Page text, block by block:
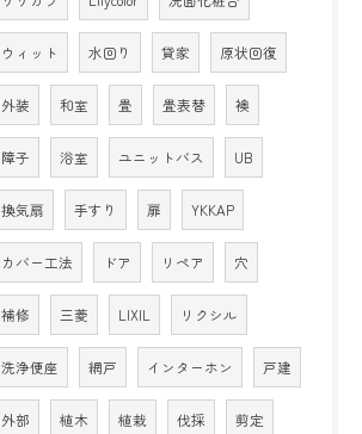
ウィット 水回り 貸家 原状回復
外装 和室 畳 畳表替 襖
障子 浴室 ユニットバス UB
換気扇 手すり 扉 YKKAP
カバー工法 ドア リペア 穴
補修 三菱 LIXIL リクシル
洗浄便座 網戸 インターホン 戸建
外部 植木 植栽 伐採 剪定